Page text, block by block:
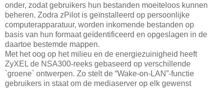
onder, zodat gebruikers hun bestanden moeiteloos kunnen
beheren. Zodra zPilot is geïnstalleerd op persoonlijke
computerapparatuur, worden inkomende bestanden op
basis van hun formaat geïdentificeerd en opgeslagen in de
daartoe bestemde mappen.
Met het oog op het milieu en de energiezuinigheid heeft
ZyXEL de NSA300-reeks gebaseerd op verschillende
`groene` ontwerpen. Zo stelt de “Wake-on-LAN”-functie
gebruikers in staat om de mediaserver op elk gewenst